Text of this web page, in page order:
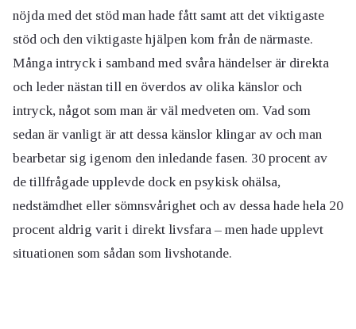
nöjda med det stöd man hade fått samt att det viktigaste
stöd och den viktigaste hjälpen kom från de närmaste.
Många intryck i samband med svåra händelser är direkta
och leder nästan till en överdos av olika känslor och
intryck, något som man är väl medveten om. Vad som
sedan är vanligt är att dessa känslor klingar av och man
bearbetar sig igenom den inledande fasen. 30 procent av
de tillfrågade upplevde dock en psykisk ohälsa,
nedstämdhet eller sömnsvårighet och av dessa hade hela 20
procent aldrig varit i direkt livsfara – men hade upplevt
situationen som sådan som livshotande.